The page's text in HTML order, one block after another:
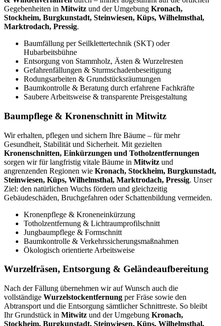
Gegebenheiten in Mitwitz und der Umgebung Kronach,
Stockheim, Burgkunstadt, Steinwiesen, Küps, Wilhelmsthal,
Marktrodach, Pressig.
Baumfällung per Seilklettertechnik (SKT) oder
Hubarbeitsbühne
Entsorgung von Stammholz, Ästen & Wurzelresten
Gefahrenfällungen & Sturmschadenbeseitigung
Rodungsarbeiten & Grundstücksräumungen
Baumkontrolle & Beratung durch erfahrene Fachkräfte
Saubere Arbeitsweise & transparente Preisgestaltung
Baumpflege & Kronenschnitt in Mitwitz
Wir erhalten, pflegen und sichern Ihre Bäume – für mehr
Gesundheit, Stabilität und Sicherheit. Mit gezielten
Kronenschnitten, Einkürzungen und Totholzentfernungen
sorgen wir für langfristig vitale Bäume in Mitwitz und
angrenzenden Regionen wie Kronach, Stockheim, Burgkunstadt,
Steinwiesen, Küps, Wilhelmsthal, Marktrodach, Pressig. Unser
Ziel: den natürlichen Wuchs fördern und gleichzeitig
Gebäudeschäden, Bruchgefahren oder Schattenbildung vermeiden.
Kronenpflege & Kroneneinkürzung
Totholzentfernung & Lichtraumprofilschnitt
Jungbaumpflege & Formschnitt
Baumkontrolle & Verkehrssicherungsmaßnahmen
Ökologisch orientierte Arbeitsweise
Wurzelfräsen, Entsorgung & Geländeaufbereitung
Nach der Fällung übernehmen wir auf Wunsch auch die
vollständige Wurzelstockentfernung per Fräse sowie den
Abtransport und die Entsorgung sämtlicher Schnittreste. So bleibt
Ihr Grundstück in Mitwitz und der Umgebung Kronach,
Stockheim, Burgkunstadt, Steinwiesen, Küps, Wilhelmsthal,